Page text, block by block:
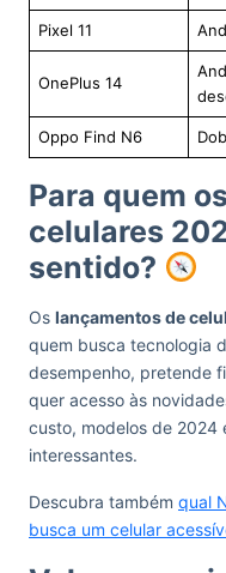
Pixel 11
OnePlus 14
Oppo Find N6
Para quem
celulares
sentido?
Os lançamentos de
quem busca tecnologia
desempenho, pretende
quer acesso às
custo, modelos de 2024
interessantes.
Descubra também qual
busca um celular